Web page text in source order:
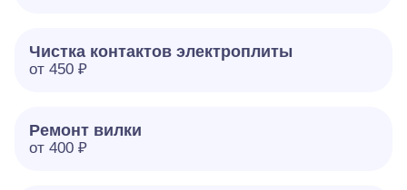
Чистка контактов электроплиты
от 450 ₽
Ремонт вилки
от 400 ₽